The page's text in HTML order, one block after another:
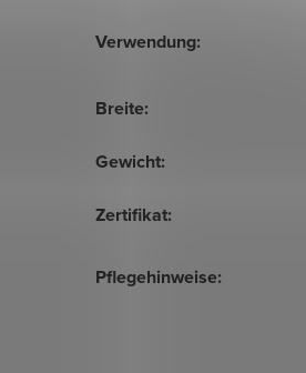
Verwendung:
Breite:
Gewicht:
Zertifikat:
Pflegehinweise: